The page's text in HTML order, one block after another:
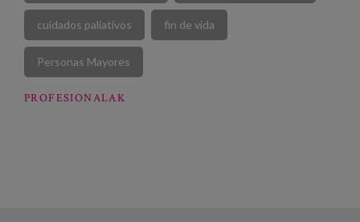
cuidados paliativos fin de vida
Personas Mayores
PROFESIONALAK